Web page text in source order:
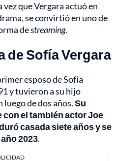
que Vergara actuó en
se convirtió en uno de
destreaming.
de Sofía Vergara
esposo de Sofía
y tuvieron a su hijo
de dos años.Su
el también actor Joe
casada siete años y se
2023.